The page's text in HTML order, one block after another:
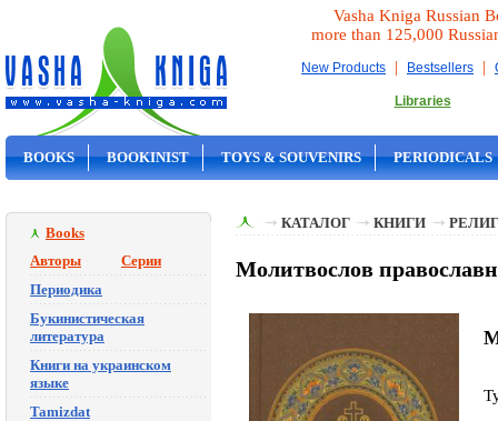
Vasha Kniga Russian
more than 125,000
New Products | Bestsellers |
Libraries
BOOKS BOOKINIST TOYS & SOUVENIRS PERIODICALS
Books
Авторы
Серии
Периодика
Букинистическая
литература
Книги на украинском
языке
Tamizdat
КАТАЛОГ КНИГИ
Молитвослов